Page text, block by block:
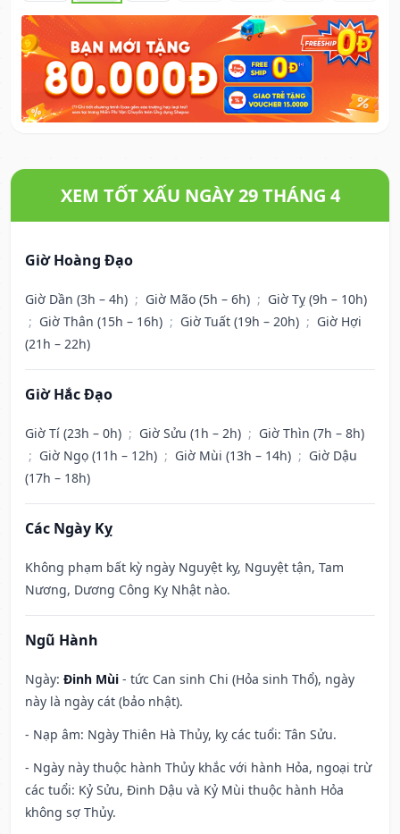
XEM TỐT XẤU NGÀY 29 THÁNG 4
Giờ Hoàng Đạo
Giờ Dần (3h – 4h) ; Giờ Mão (5h – 6h) ; Giờ Tỵ (9h – 10h)
; Giờ Thân (15h – 16h) ; Giờ Tuất (19h – 20h) ; Giờ Hợi
(21h – 22h)
Giờ Hắc Đạo
Giờ Tí (23h – 0h) ; Giờ Sửu (1h – 2h) ; Giờ Thìn (7h – 8h)
; Giờ Ngọ (11h – 12h) ; Giờ Mùi (13h – 14h) ; Giờ Dậu
(17h – 18h)
Các Ngày Kỵ
Không phạm bất kỳ ngày Nguyệt kỵ, Nguyệt tận, Tam
Nương, Dương Công Kỵ Nhật nào.
Ngũ Hành
Ngày: Đinh Mùi - tức Can sinh Chi (Hỏa sinh Thổ), ngày
này là ngày cát (bảo nhật).
- Nạp âm: Ngày Thiên Hà Thủy, kỵ các tuổi: Tân Sửu.
- Ngày này thuộc hành Thủy khắc với hành Hỏa, ngoại trừ
các tuổi: Kỷ Sửu, Đinh Dậu và Kỷ Mùi thuộc hành Hỏa
không sợ Thủy.